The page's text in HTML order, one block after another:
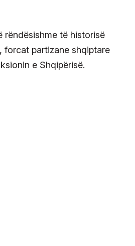
rëndësishme të historisë
forcat partizane shqiptare
e Shqipërisë.